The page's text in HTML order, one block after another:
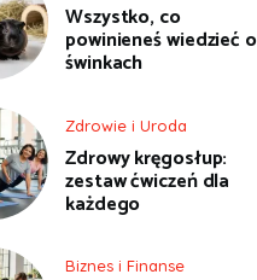
Wszystko, co
powinieneś wiedzieć o
świnkach
Zdrowie i Uroda
Zdrowy kręgosłup:
zestaw ćwiczeń dla
każdego
Biznes i Finanse